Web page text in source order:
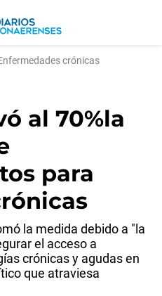
crónicas
al 70%la
para
la medida debido a "la
el acceso a
crónicas y agudas en
que atraviesa